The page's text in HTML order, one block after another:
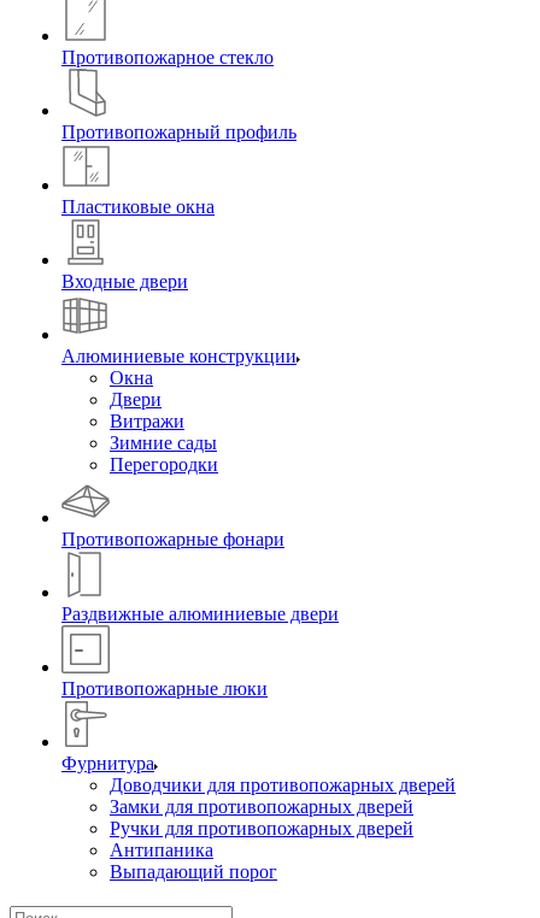
Противопожарное стекло
Противопожарный профиль
Пластиковые окна
Входные двери
Алюминиевые конструкции
Окна
Двери
Витражи
Зимние сады
Перегородки
Противопожарные фонари
Раздвижные алюминиевые двери
Противопожарные люки
Фурнитура
Доводчики для противопожарных дверей
Замки для противопожарных дверей
Ручки для противопожарных дверей
Антипаника
Выпадающий порог